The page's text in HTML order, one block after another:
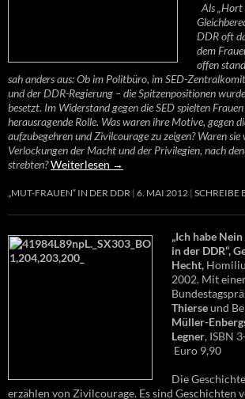
Als „Hort
DDR oft
dem
offen
sah anders aus: Ob im Politbüro, im SED-
und der DDR-Regierung – die Spitzenpositionen
besetzt. Im Widerstand gegen die SED spielten
herausragende Rolle. Was waren ihre Motive, gegen
aufzubegehren und Zivilcourage zu zeigen? Waren
Verlockungen der Macht und der Privilegien, nach
strebten?Weiterlesen →
„MUT-FRAUEN“ IN DER DDR 6. MAI 2012 SCHREIBE
„Ich habe
in der DDR“,
Hecht,
2002. Mit
Thierseund
Müller-
Legner, ISBN
Euro 9,90
Die
erzählen von Zivilcourage. Es sind Geschichten